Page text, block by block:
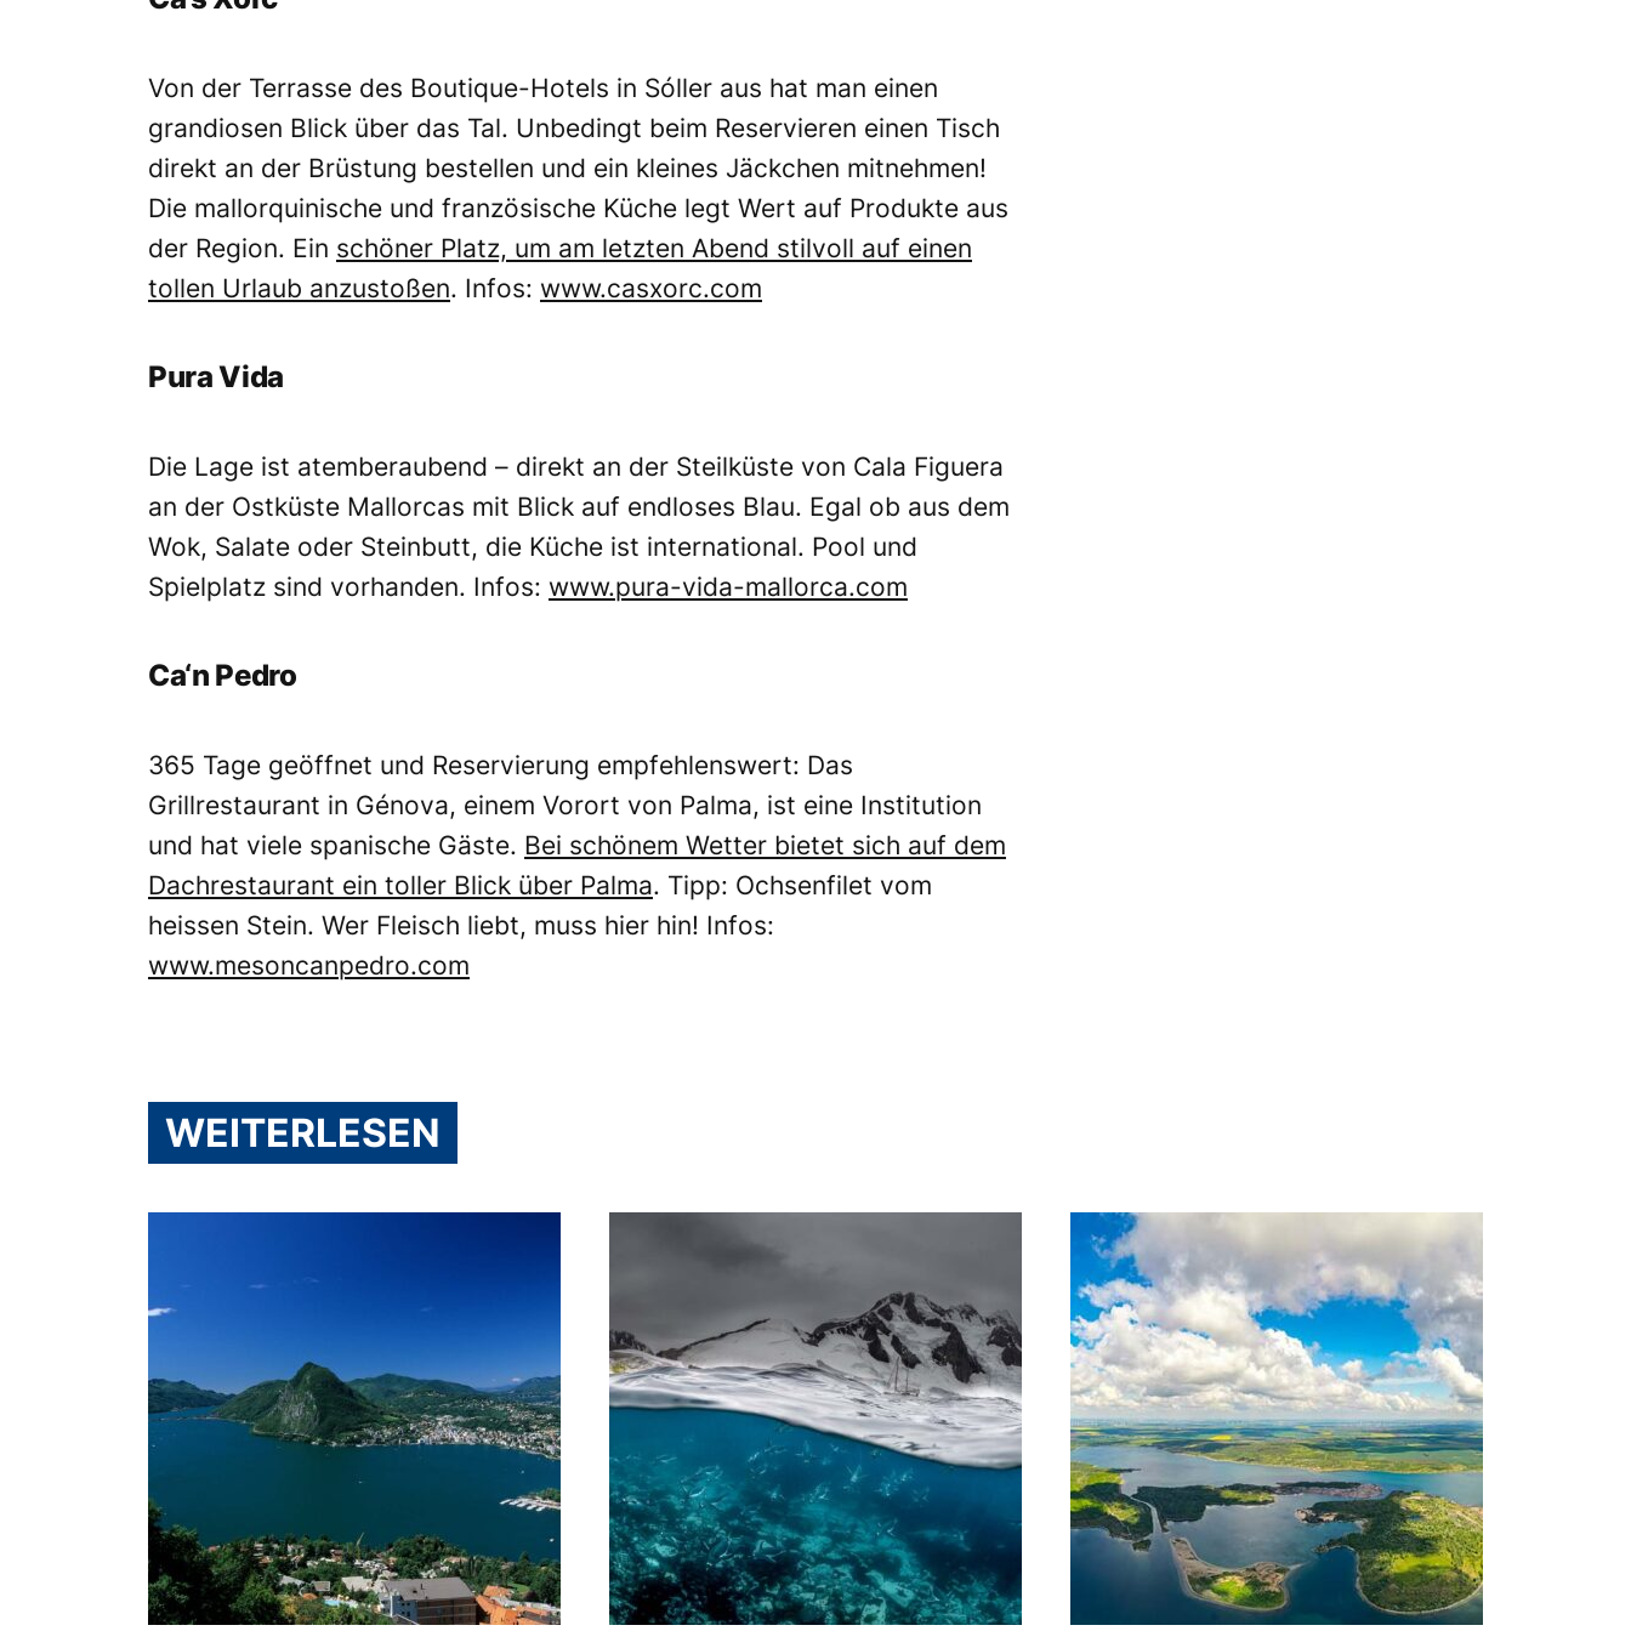
Von der Terrasse des Boutique-Hotels in Sóller aus hat man einen
grandiosen Blick über das Tal. Unbedingt beim Reservieren einen Tisch
direkt an der Brüstung bestellen und ein kleines Jäckchen mitnehmen!
Die mallorquinische und französische Küche legt Wert auf Produkte aus
der Region. Ein schöner Platz, um am letzten Abend stilvoll auf einen
tollen Urlaub anzustoßen. Infos: www.casxorc.com
Pura Vida
Die Lage ist atemberaubend – direkt an der Steilküste von Cala Figuera
an der Ostküste Mallorcas mit Blick auf endloses Blau. Egal ob aus dem
Wok, Salate oder Steinbutt, die Küche ist international. Pool und
Spielplatz sind vorhanden. Infos: www.pura-vida-mallorca.com
Ca‘n Pedro
365 Tage geöffnet und Reservierung empfehlenswert: Das
Grillrestaurant in Génova, einem Vorort von Palma, ist eine Institution
und hat viele spanische Gäste. Bei schönem Wetter bietet sich auf dem
Dachrestaurant ein toller Blick über Palma. Tipp: Ochsenfilet vom
heissen Stein. Wer Fleisch liebt, muss hier hin! Infos:
www.mesoncanpedro.com
WEITERLESEN